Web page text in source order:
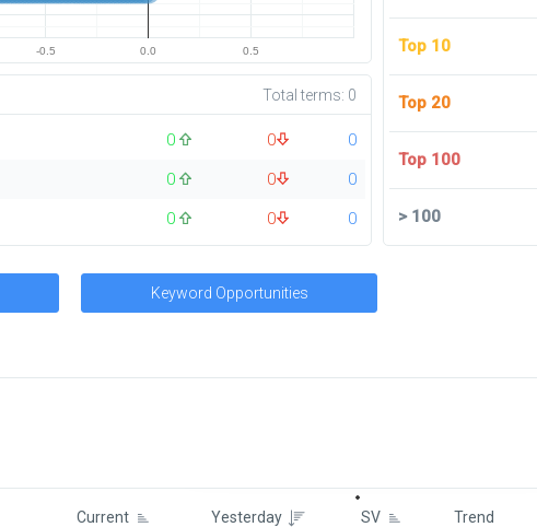
-0.5 0.0 0.5
Total terms: 0
0 0
0
0 0
0
0 0 0
Top 10
Top 20
Top 100
>100
Keyword Opportunities
Current Yesterday SV Trend